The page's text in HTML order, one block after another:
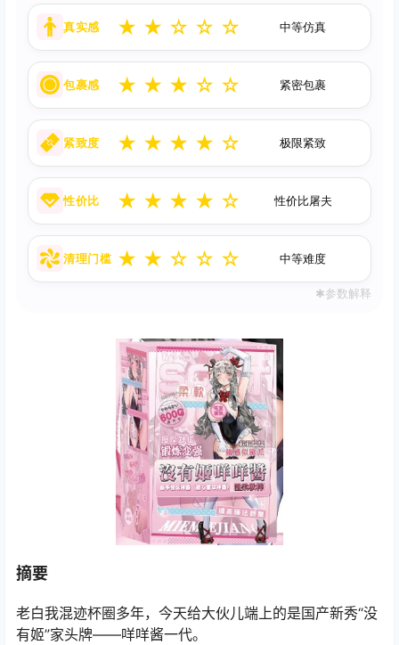
真实感 ★ ★ ☆ ☆ ☆ 中等仿真
包裹感 ★ ★ ★ ☆ ☆ 紧密包裹
紧致度 ★ ★ ★ ★ ☆ 极限紧致
性价比 ★ ★ ★ ★ ☆ 性价比屠夫
清理门槛 ★ ★ ☆ ☆ ☆ 中等难度
✱参数解释
摘要
老白我混迹杯圈多年，今天给大伙儿端上的是国产新秀“没
有姬”家头牌——咩咩酱一代。